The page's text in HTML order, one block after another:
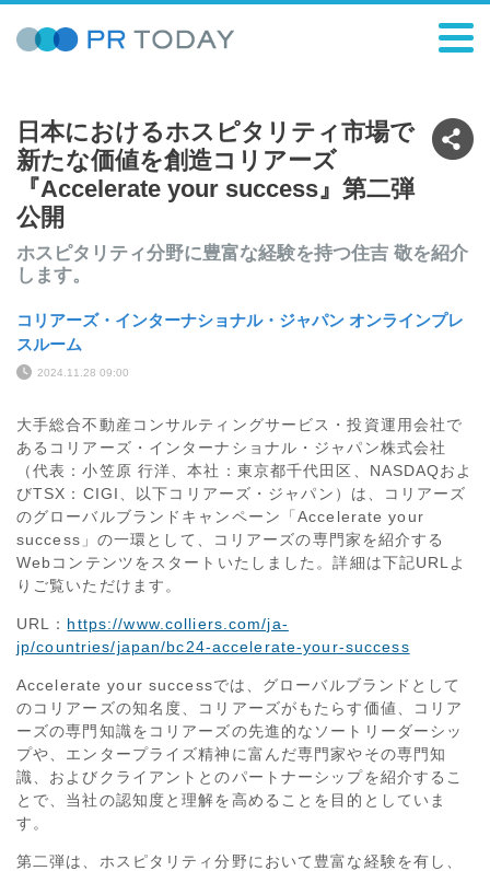
日本におけるホスピタリティ市場で
新たな価値を創造コリアーズ
『Accelerate your success』第二弾
公開
ホスピタリティ分野に豊富な経験を持つ住吉 敬を紹介
します。
コリアーズ・インターナショナル・ジャパン オンラインプレ
スルーム
2024.11.28 09:00
大手総合不動産コンサルティングサービス・投資運用会社で
あるコリアーズ・インターナショナル・ジャパン株式会社
（代表：小笠原 行洋、本社：東京都千代田区、NASDAQおよ
びTSX：CIGI、以下コリアーズ・ジャパン）は、コリアーズ
のグローバルブランドキャンペーン「Accelerate your
success」の一環として、コリアーズの専門家を紹介する
Webコンテンツをスタートいたしました。詳細は下記URLよ
りご覧いただけます。
URL： https://www.colliers.com/ja-
jp/countries/japan/bc24-accelerate-your-success
Accelerate your successでは、グローバルブランドとして
のコリアーズの知名度、コリアーズがもたらす価値、コリア
ーズの専門知識をコリアーズの先進的なソートリーダーシッ
プや、エンタープライズ精神に富んだ専門家やその専門知
識、およびクライアントとのパートナーシップを紹介するこ
とで、当社の認知度と理解を高めることを目的としていま
す。
第二弾は、ホスピタリティ分野において豊富な経験を有し、